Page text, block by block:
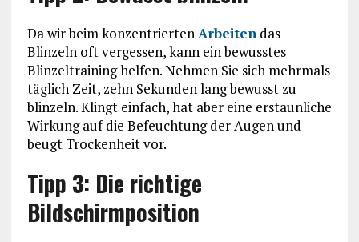
Da wir beim konzentriertenArbeitendas
Blinzeln oft vergessen, kann ein bewusstes
Blinzeltraining helfen. Nehmen Sie sich mehrmals
täglich Zeit, zehn Sekunden lang bewusst zu
blinzeln. Klingt einfach, hat aber eine erstaunliche
Wirkung auf die Befeuchtung der Augen und
beugt Trockenheit vor.
Tipp 3: Die richtige
Bildschirmposition